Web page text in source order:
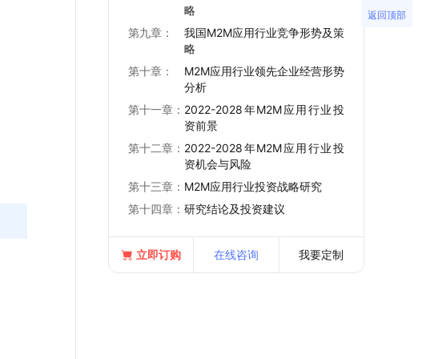
略
第九章：
我国M2M应用行业竞争形势及策
略
第十章：
M2M应用行业领先企业经营形势
分析
第十一章： 2022-2028年M2M应用行业投
资前景
第十二章： 2022-2028年M2M应用行业投
资机会与风险
第十三章： M2M应用行业投资战略研究
第十四章： 研究结论及投资建议
立即订购 在线咨询 我要定制
返回顶部